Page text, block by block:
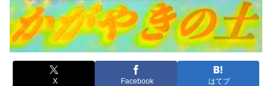
X Facebook はてブ